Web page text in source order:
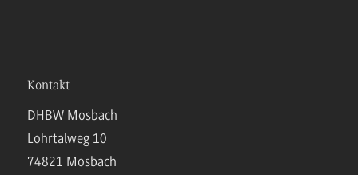
Kontakt
DHBW Mosbach
Lohrtalweg 10
74821 Mosbach